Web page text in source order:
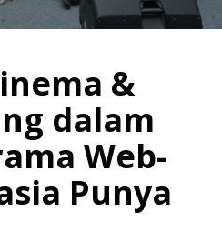
&
dalam
Web-
Punya